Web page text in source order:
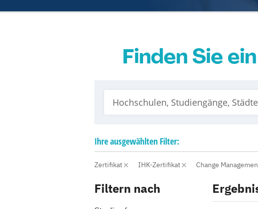
Finden Sie
Ihreausgewählten Filter:
Zertifikat IHK-Zertifikat Change
Filtern nach